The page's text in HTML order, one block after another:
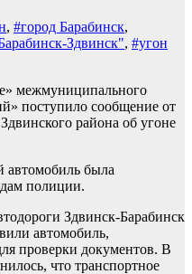
, #город Барабинск,
Здвинск", #угон
межмуниципального
поступило сообщение от
района об угоне
автомобиль была
полиции.
Здвинск-Барабинск
автомобиль,
проверки документов. В
что транспортное